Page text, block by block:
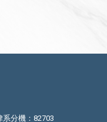
分機：82703